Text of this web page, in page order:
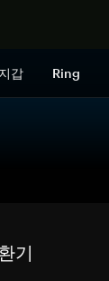
지갑 Ring
기